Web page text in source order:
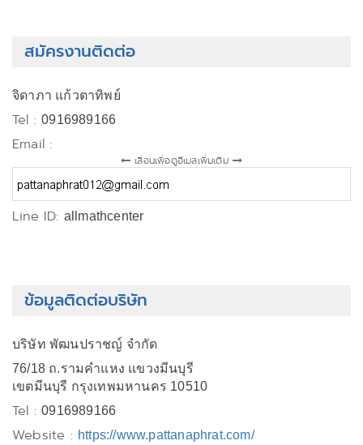
สมัครงานติดต่อ
จิดาภา แก้วตาทิพย์
Tel :0916989166
Email :
เลื่อนเพื่อดูอีเมลเพิ่มเติม
Line ID: allmathcenter
ข้อมูลติดต่อบริษัท
บริษัท พัฒนปราชญ์ จำกัด
76/18 ถ.รามคำแหง แขวงมีนบุรี
เขตมีนบุรี กรุงเทพมหานคร 10510
Tel :0916989166
Website : https://www.pattanaphrat.com/